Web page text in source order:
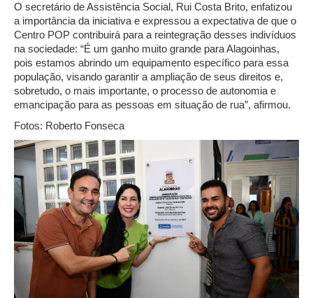
O secretário de Assistência Social, Rui Costa Brito, enfatizou
a importância da iniciativa e expressou a expectativa de que o
Centro POP contribuirá para a reintegração desses indivíduos
na sociedade: “É um ganho muito grande para Alagoinhas,
pois estamos abrindo um equipamento específico para essa
população, visando garantir a ampliação de seus direitos e,
sobretudo, o mais importante, o processo de autonomia e
emancipação para as pessoas em situação de rua”, afirmou.
Fotos: Roberto Fonseca